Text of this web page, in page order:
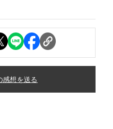
感想を送る